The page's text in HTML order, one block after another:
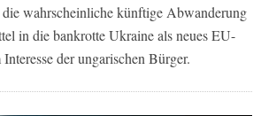
wahrscheinliche künftige Abwanderung
in die bankrotte Ukraine als neues EU-
der ungarischen Bürger.